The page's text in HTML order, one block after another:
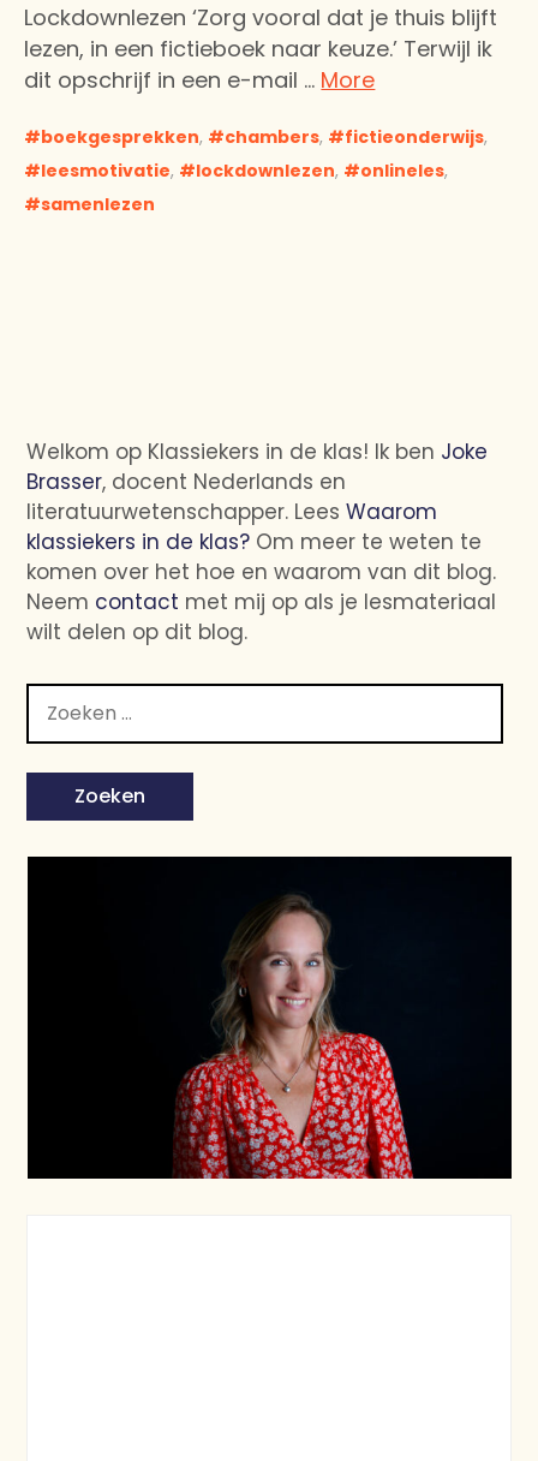
Lockdownlezen ‘Zorg vooral dat je thuis blijft
lezen, in een fictieboek naar keuze.’ Terwijl ik
dit opschrijf in een e-mail … More
boekgesprekken, chambers, fictieonderwijs,
leesmotivatie, lockdownlezen, onlineles,
samenlezen
Welkom op Klassiekers in de klas! Ik ben Joke
Brasser, docent Nederlands en
literatuurwetenschapper. LeesWaarom
klassiekers in de klas? Om meer te weten te
komen over het hoe en waarom van dit blog.
Neem contact met mij op als je lesmateriaal
wilt delen op dit blog.
naar: